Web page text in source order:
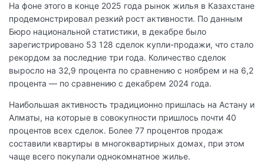
На фоне этого в конце 2025 года рынок жилья в Казахстане
продемонстрировал резкий рост активности. По данным
Бюро национальной статистики, в декабре было
зарегистрировано 53 128 сделок купли-продажи, что стало
рекордом за последние три года. Количество сделок
выросло на 32,9 процента по сравнению с ноябрем и на 6,2
процента — по сравнению с декабрем 2024 года.
Наибольшая активность традиционно пришлась на Астану и
Алматы, на которые в совокупности пришлось почти 40
процентов всех сделок. Более 77 процентов продаж
составили квартиры в многоквартирных домах, при этом
чаще всего покупали однокомнатное жилье.